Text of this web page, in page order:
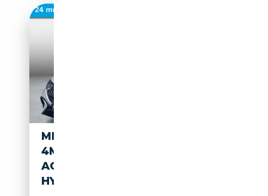
MERCEDES-BENZ EQE 53 AMG
4MATIC+ 90 KWH |
ACHTERASBESTURING |
HYPERSCRE